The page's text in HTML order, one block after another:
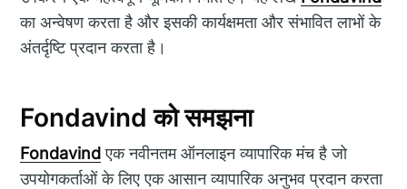
का अन्वेषण करता है और इसकी कार्यक्षमता और संभावित लाभों के
अंतर्दृष्टि प्रदान करता है।
Fondavind को समझना
Fondavind एक नवीनतम ऑनलाइन व्यापारिक मंच है जो
उपयोगकर्ताओं के लिए एक आसान व्यापारिक अनुभव प्रदान करता